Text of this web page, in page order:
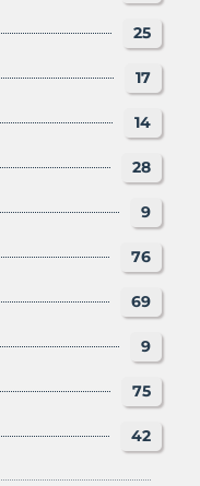
25
17
14
28
9
76
69
9
75
42